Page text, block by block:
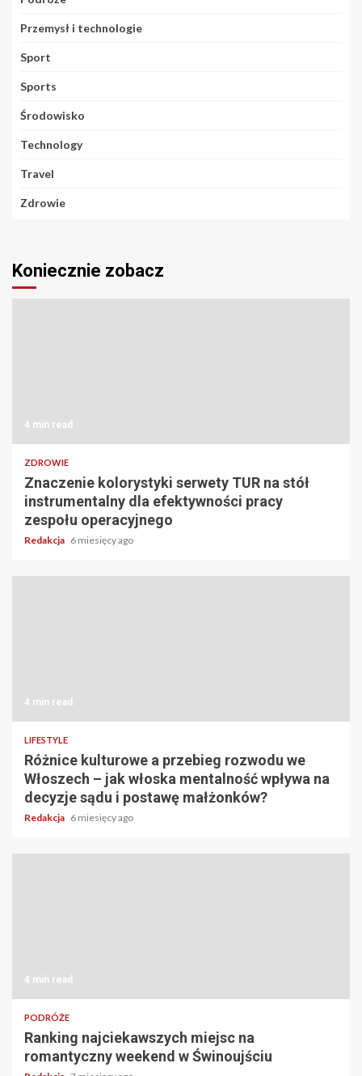
Przemysł i technologie
Sport
Sports
Środowisko
Technology
Travel
Zdrowie
Koniecznie zobacz
4 min read
ZDROWIE
Znaczenie kolorystyki serwety TUR na stół
instrumentalny dla efektywności pracy
zespołu operacyjnego
Redakcja 6 miesięcy ago
4 min read
LIFESTYLE
Różnice kulturowe a przebieg rozwodu we
Włoszech – jak włoska mentalność wpływa na
decyzje sądu i postawę małżonków?
Redakcja 6 miesięcy ago
4 min read
PODRÓŻE
Ranking najciekawszych miejsc na
romantyczny weekend w Świnoujściu